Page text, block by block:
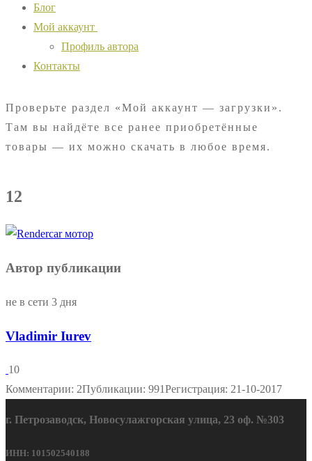
Блог
Мой аккаунт
Профиль автора
Контакты
Проверьте раздел «Мой аккаунт — загрузки».
Там вы найдёте все ранее приобретённые
товары — их можно скачать в любое время.
12
Автор публикации
не в сети 3 дня
Vladimir Iurev
10
Комментарии: 2Публикации: 991Регистрация: 21-10-2017
г. Петрозаводск, Новосулажгорская улица, 23 оф. №303
ИНН: 101502540188